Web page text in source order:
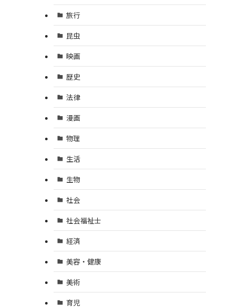
旅行
昆虫
映画
歴史
法律
漫画
物理
生活
生物
社会
社会福祉士
経済
美容・健康
美術
育児